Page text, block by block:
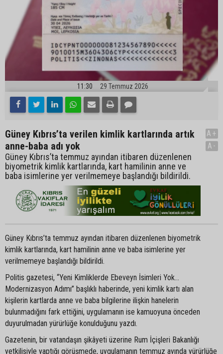
11:30 29 Temmuz 2026
Güney Kıbrıs’ta verilen kimlik kartlarında artık
anne-baba adı yok
Güney Kıbrıs’ta temmuz ayından itibaren düzenlenen
biyometrik kimlik kartlarında, kart hamilinin anne ve
baba isimlerine yer verilmemeye başlandığı bildirildi.
A+
A-
Güney Kıbrıs’ta temmuz ayından itibaren düzenlenen biyometrik
kimlik kartlarında, kart hamilinin anne ve baba isimlerine yer
verilmemeye başlandığı bildirildi.
Politis gazetesi, “Yeni Kimliklerde Ebeveyn İsimleri Yok…
Modernizasyon Adımı” başlıklı haberinde, yeni kimlik kartı alan
kişilerin kartlarda anne ve baba bilgilerine ilişkin hanelerin
bulunmadığını fark ettiğini, uygulamanın ise kamuoyuna önceden
duyurulmadan yürürlüğe konulduğunu yazdı.
Gazetenin, bir vatandaşın şikâyeti üzerine Rum İçişleri Bakanlığı
yetkilisiyle yaptığı görüşmede, uygulamanın temmuz ayında yürürlüğe